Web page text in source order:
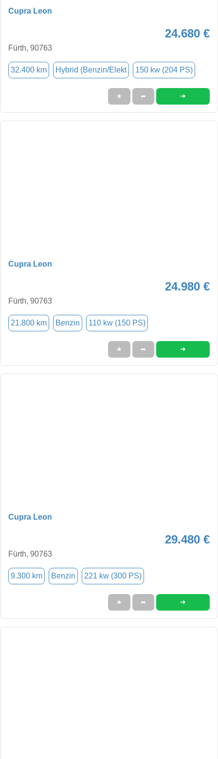
Cupra Leon
24.680 €
Fürth, 90763
32.400 km Hybrid (Benzin/Elekt 150 kw (204 PS)
★ ➦ ➜
Cupra Leon
24.980 €
Fürth, 90763
21.800 km Benzin 110 kw (150 PS)
★ ➦ ➜
Cupra Leon
29.480 €
Fürth, 90763
9.300 km Benzin 221 kw (300 PS)
★ ➦ ➜